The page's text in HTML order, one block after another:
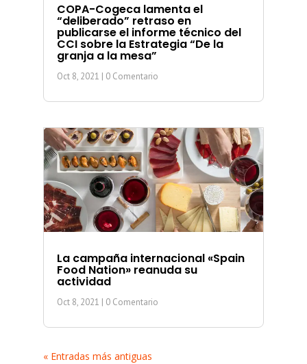
COPA-Cogeca lamenta el
“deliberado” retraso en
publicarse el informe técnico del
CCI sobre la Estrategia “De la
granja a la mesa”
Oct 8, 2021 | 0 Comentario
La campaña internacional «Spain
Food Nation» reanuda su
actividad
Oct 8, 2021 | 0 Comentario
« Entradas más antiguas